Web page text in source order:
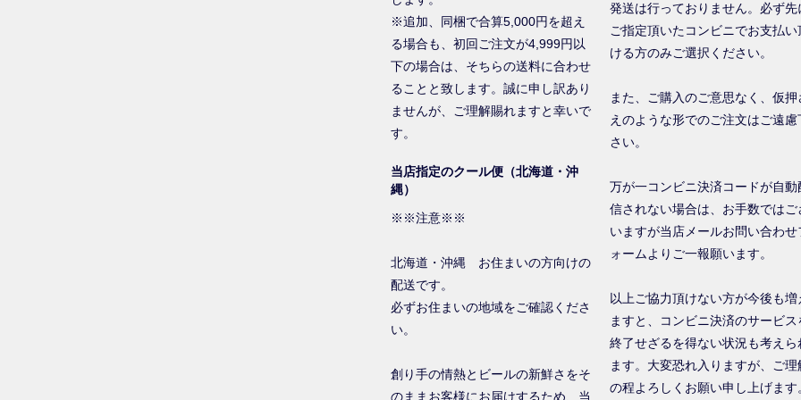
※追加、同梱で合算5,000円を超え
る場合も、初回ご注文が4,999円以
下の場合は、そちらの送料に合わせ
ることと致します。誠に申し訳あり
ませんが、ご理解賜れますと幸いで
す。
当店指定のクール便（北海道・沖
縄）
※※注意※※
北海道・沖縄 お住まいの方向けの
配送です。
必ずお住まいの地域をご確認くださ
い。
創り手の情熱とビールの新鮮さをそ
のままお客様にお届けするため、当
発送は行っておりません。必ず先
ご指定頂いたコンビニでお支払い
ける方のみご選択ください。
また、ご購入のご意思なく、仮押
えのような形でのご注文はご遠慮
さい。
万が一コンビニ決済コードが自動
信されない場合は、お手数ではご
いますが当店メールお問い合わせ
ォームよりご一報願います。
以上ご協力頂けない方が今後も増
ますと、コンビニ決済のサービス
終了せざるを得ない状況も考えら
ます。大変恐れ入りますが、ご理
の程よろしくお願い申し上げます